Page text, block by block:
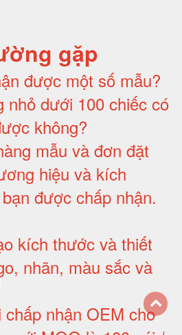
gặp
được một số mẫu?
nhỏ dưới 100 chiếc có
không?
mẫu và đơn đặt
hiệu và kích
được chấp nhận.
kích thước và thiết
nhãn, màu sắc và
nhận OEM cho